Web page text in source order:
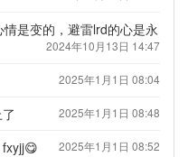
情是变的，避雷lrd的心是永
2024年10月13日 14:47
2025年1月1日 08:04
2025年1月1日 08:48
fxyjj😋 2025年1月1日 08:52